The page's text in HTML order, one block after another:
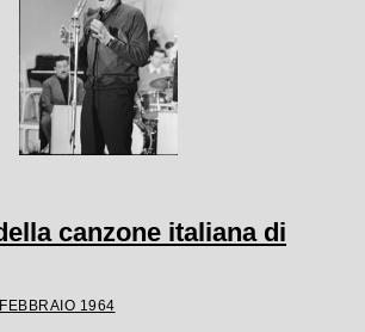
canzone italiana di
1964